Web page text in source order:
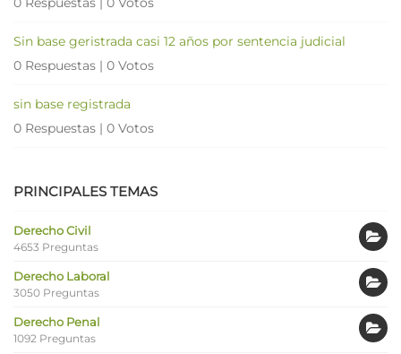
Sin base geristrada casi 12 años por sentencia judicial
0 Respuestas | 0 Votos
sin base registrada
0 Respuestas | 0 Votos
PRINCIPALES TEMAS
Derecho Civil
4653 Preguntas
Derecho Laboral
3050 Preguntas
Derecho Penal
1092 Preguntas